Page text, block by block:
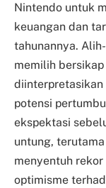
Nintendo untuk
keuangan dan
tahunannya.
memilih
diinterpretasikan
potensi
ekspektasi
untung,
menyentuh
optimisme